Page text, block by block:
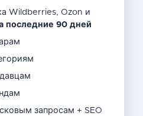
Wildberries, Ozon и
последние 90 дней
запросам + SEO